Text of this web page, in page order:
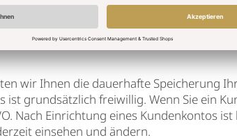
wir Ihnen die dauerhafte Speicherung
grundsätzlich freiwillig. Wenn Sie ein
Nach Einrichtung eines Kundenkontos
einsehen und ändern.